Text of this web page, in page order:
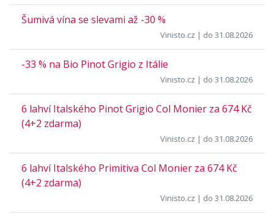
Šumivá vína se slevami až -30 %
Vinisto.cz | do 31.08.2026
-33 % na Bio Pinot Grigio z Itálie
Vinisto.cz | do 31.08.2026
6 lahví Italského Pinot Grigio Col Monier za 674 Kč
(4+2 zdarma)
Vinisto.cz | do 31.08.2026
6 lahví Italského Primitiva Col Monier za 674 Kč
(4+2 zdarma)
Vinisto.cz | do 31.08.2026